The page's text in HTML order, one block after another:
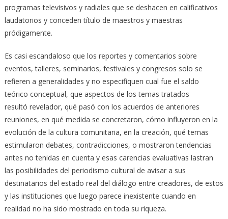
programas televisivos y radiales que se deshacen en calificativos
laudatorios y conceden título de maestros y maestras
pródigamente.
Es casi escandaloso que los reportes y comentarios sobre
eventos, talleres, seminarios, festivales y congresos solo se
refieren a generalidades y no especifiquen cual fue el saldo
teórico conceptual, que aspectos de los temas tratados
resultó revelador, qué pasó con los acuerdos de anteriores
reuniones, en qué medida se concretaron, cómo influyeron en la
evolución de la cultura comunitaria, en la creación, qué temas
estimularon debates, contradicciones, o mostraron tendencias
antes no tenidas en cuenta y esas carencias evaluativas lastran
las posibilidades del periodismo cultural de avisar a sus
destinatarios del estado real del diálogo entre creadores, de estos
y las instituciones que luego parece inexistente cuando en
realidad no ha sido mostrado en toda su riqueza.